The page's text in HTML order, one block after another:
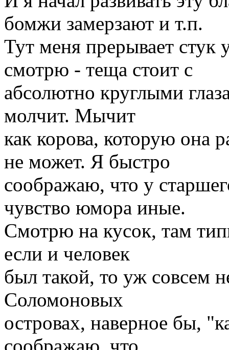
бомжи замерзают и т.п.
Тут меня прерывает
смотрю - теща стоит с
абсолютно круглыми
молчит. Мычит
как корова, которую она
не может. Я быстро
соображаю, что у
чувство юмора иные.
Смотрю на кусок, там
если и человек
был такой, то уж совсем
Соломоновых
островах, наверное бы,